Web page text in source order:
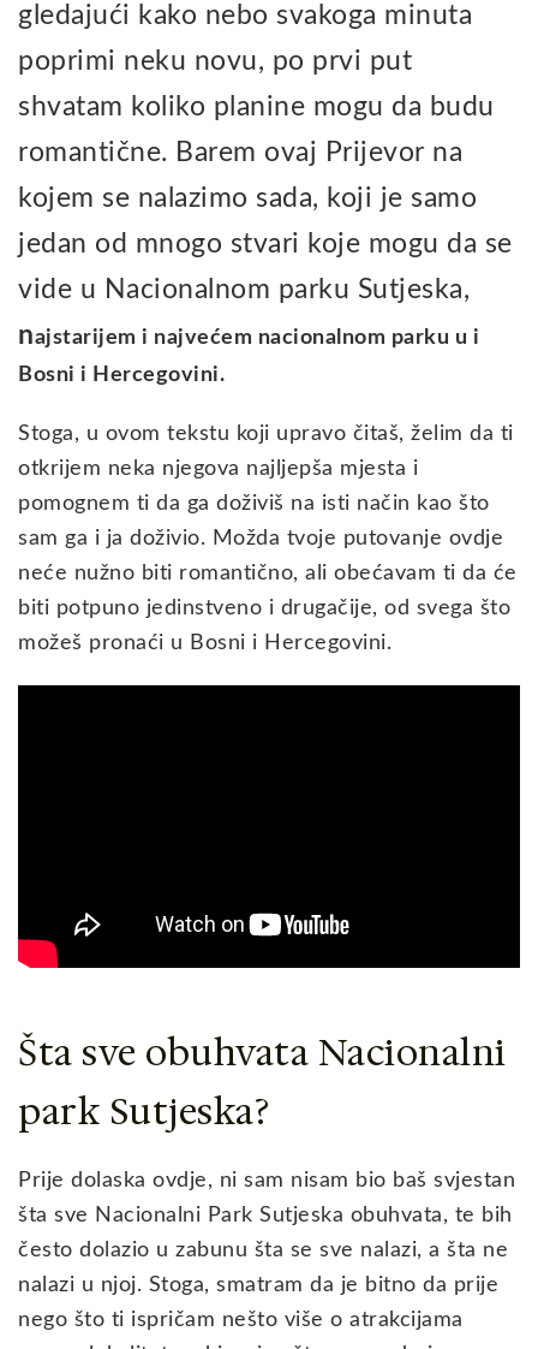
gledajući kako nebo svakoga minuta
poprimi neku novu, po prvi put
shvatam koliko planine mogu da budu
romantične. Barem ovaj Prijevor na
kojem se nalazimo sada, koji je samo
jedan od mnogo stvari koje mogu da se
vide u Nacionalnom parku Sutjeska,
najstarijem i najvećem nacionalnom parku u i
Bosni i Hercegovini.
Stoga, u ovom tekstu koji upravo čitaš, želim da ti
otkrijem neka njegova najljepša mjesta i
pomognem ti da ga doživiš na isti način kao što
sam ga i ja doživio. Možda tvoje putovanje ovdje
neće nužno biti romantično, ali obećavam ti da će
biti potpuno jedinstveno i drugačije, od svega što
možeš pronaći u Bosni i Hercegovini.
Šta sve obuhvata Nacionalni
park Sutjeska?
Prije dolaska ovdje, ni sam nisam bio baš svjestan
šta sve Nacionalni Park Sutjeska obuhvata, te bih
često dolazio u zabunu šta se sve nalazi, a šta ne
nalazi u njoj. Stoga, smatram da je bitno da prije
nego što ti ispričam nešto više o atrakcijama